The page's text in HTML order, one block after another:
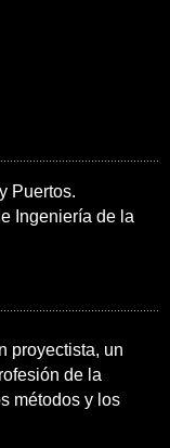
Puertos.
Ingeniería de la
proyectista, un
de la
métodos y los